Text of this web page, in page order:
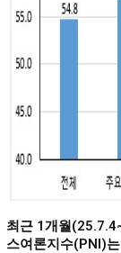
최근 1개월
스여론지수(PNI)